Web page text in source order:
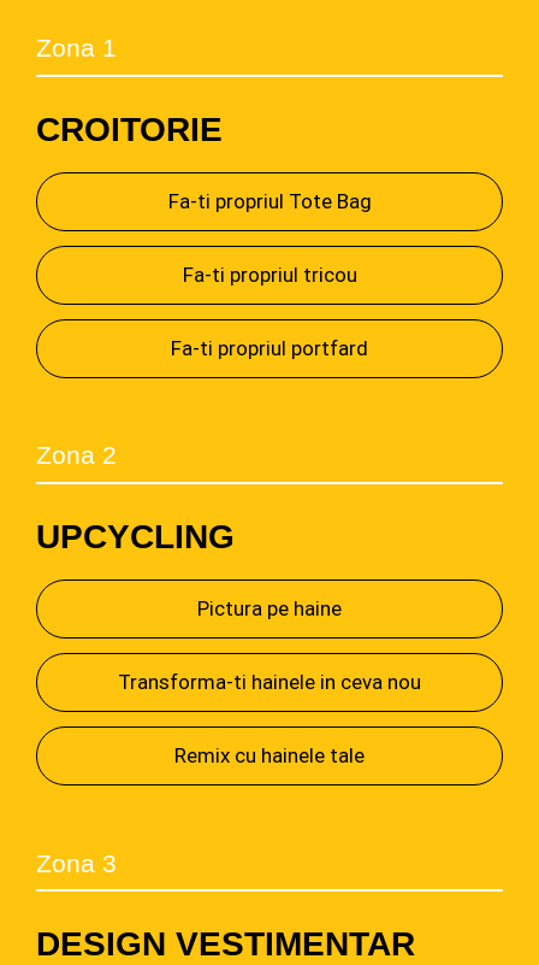
Zona 1
CROITORIE
Fa-ti propriul Tote Bag
Fa-ti propriul tricou
Fa-ti propriul portfard
Zona 2
UPCYCLING
Pictura pe haine
Transforma-ti hainele in ceva nou
Remix cu hainele tale
Zona 3
DESIGN VESTIMENTAR